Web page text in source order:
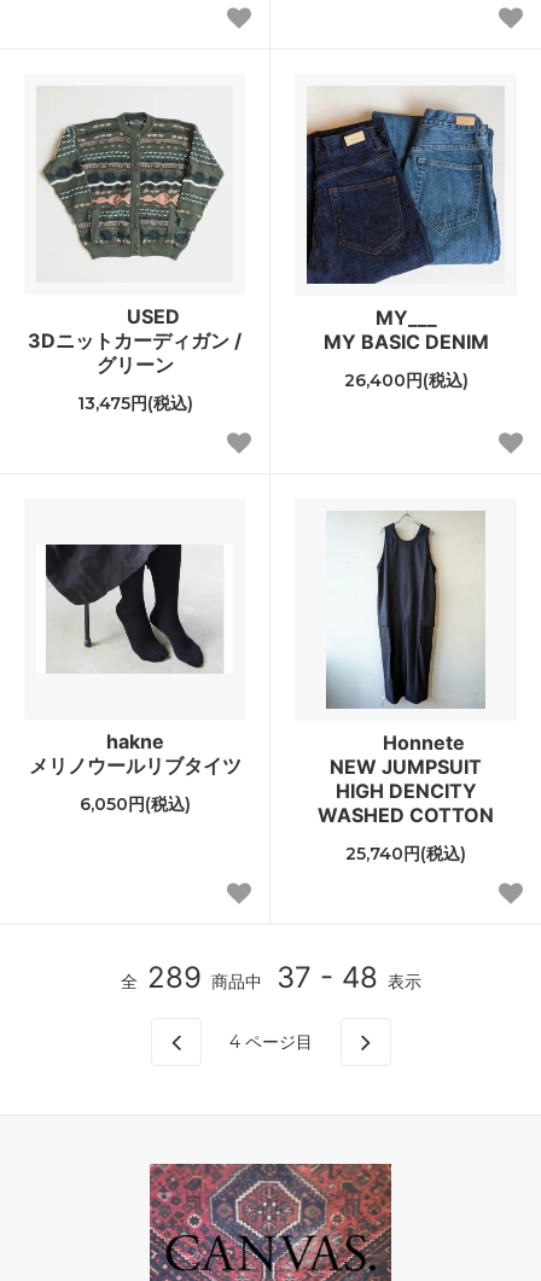
USED
3Dニットカーディガン /
グリーン
13,475円(税込)
MY___
MY BASIC DENIM
26,400円(税込)
hakne
メリノウールリブタイツ
6,050円(税込)
Honnete
NEW JUMPSUIT
HIGH DENCITY
WASHED COTTON
25,740円(税込)
全 289 商品中 37 - 48 表示
4 ページ目